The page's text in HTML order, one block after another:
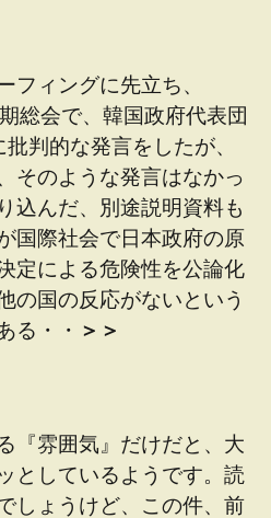
フィングに先立ち、
総会で、韓国政府代表団
判的な発言をしたが、
そのような発言はなかっ
込んだ、別途説明資料も
国際社会で日本政府の原
定による危険性を公論化
の国の反応がないという
る・・ ＞＞
『雰囲気』だけだと、大
としているようです。読
しょうけど、この件、前